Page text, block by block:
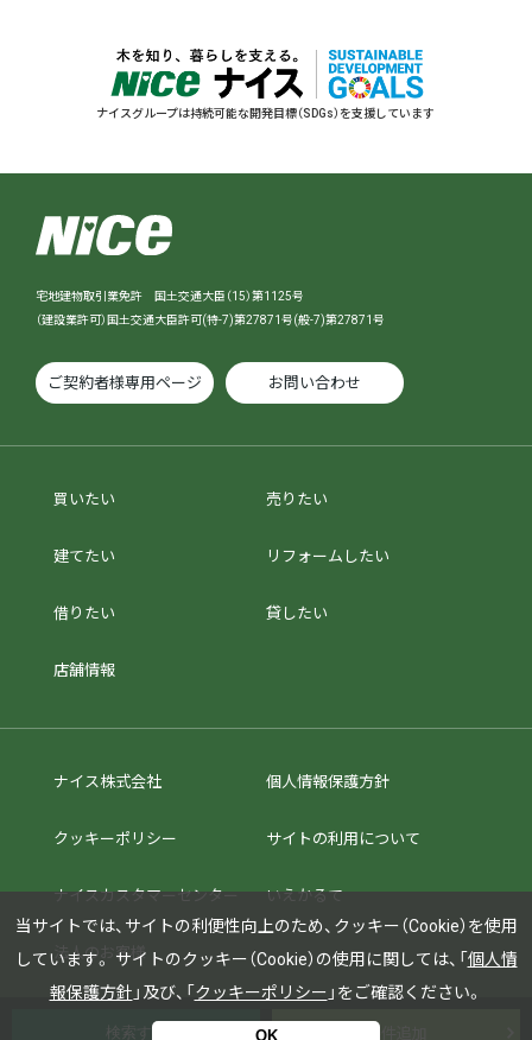
ナイスグループは持続可能な開発目標（SDGs）を支援しています
宅地建物取引業免許 国土交通大臣（15）第1125号
（建設業許可）国土交通大臣許可(特-7)第27871号(般-7)第27871号
ご契約者様専用ページ お問い合わせ
買いたい 売りたい
建てたい リフォームしたい
借りたい 貸したい
店舗情報
ナイス株式会社 個人情報保護方針
クッキーポリシー サイトの利用について
ナイスカスタマーセンター いえかるて
法人のお客様
当サイトでは、サイトの利便性向上のため、クッキー（Cookie）を使用
しています。
サイトのクッキー（Cookie）の使用に関しては、「 個人情
報保護方針 」及び、「 クッキーポリシー 」をご確認ください。
OK